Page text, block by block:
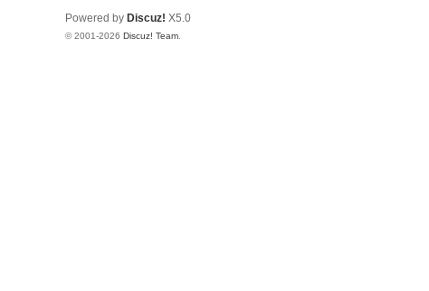
Powered by Discuz! X5.0
© 2001-2026 Discuz! Team